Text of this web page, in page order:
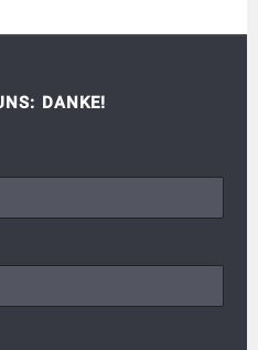
DANKE!